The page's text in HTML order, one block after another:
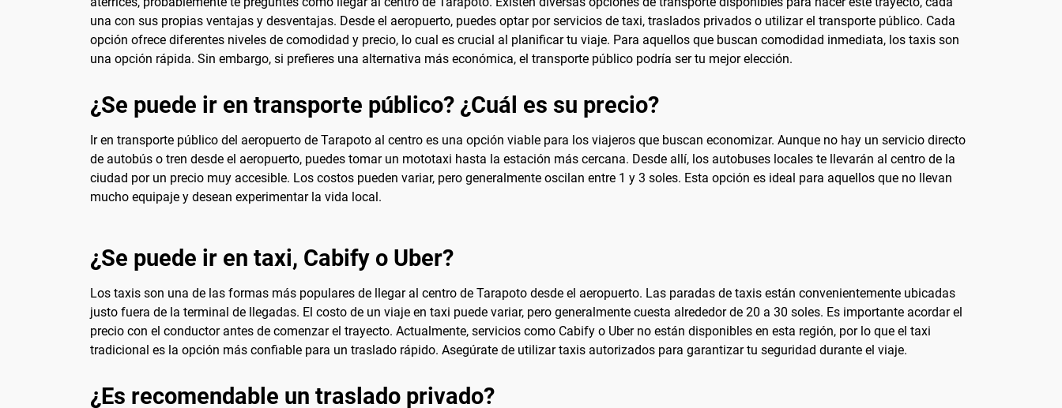
una con sus propias ventajas y desventajas. Desde el aeropuerto, puedes optar por servicios de taxi, traslados privados o utilizar el transporte público. Cada
opción ofrece diferentes niveles de comodidad y precio, lo cual es crucial al planificar tu viaje. Para aquellos que buscan comodidad inmediata, los taxis son
una opción rápida. Sin embargo, si prefieres una alternativa más económica, el transporte público podría ser tu mejor elección.
¿Se puede ir en transporte público? ¿Cuál es su precio?
Ir en transporte público del aeropuerto de Tarapoto al centro es una opción viable para los viajeros que buscan economizar. Aunque no hay un servicio directo
de autobús o tren desde el aeropuerto, puedes tomar un mototaxi hasta la estación más cercana. Desde allí, los autobuses locales te llevarán al centro de la
ciudad por un precio muy accesible. Los costos pueden variar, pero generalmente oscilan entre 1 y 3 soles. Esta opción es ideal para aquellos que no llevan
mucho equipaje y desean experimentar la vida local.
¿Se puede ir en taxi, Cabify o Uber?
Los taxis son una de las formas más populares de llegar al centro de Tarapoto desde el aeropuerto. Las paradas de taxis están convenientemente ubicadas
justo fuera de la terminal de llegadas. El costo de un viaje en taxi puede variar, pero generalmente cuesta alrededor de 20 a 30 soles. Es importante acordar el
precio con el conductor antes de comenzar el trayecto. Actualmente, servicios como Cabify o Uber no están disponibles en esta región, por lo que el taxi
tradicional es la opción más confiable para un traslado rápido. Asegúrate de utilizar taxis autorizados para garantizar tu seguridad durante el viaje.
¿Es recomendable un traslado privado?